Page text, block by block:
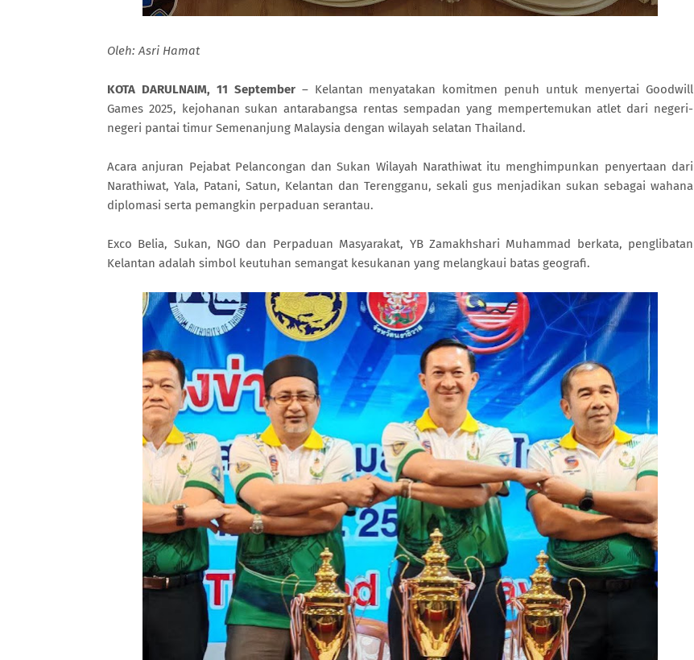
Oleh: Asri Hamat
KOTA DARULNAIM, 11 September– Kelantan menyatakan komitmen penuh untuk menyertai Goodwill
Games 2025, kejohanan sukan antarabangsa rentas sempadan yang mempertemukan atlet dari negeri-
negeri pantai timur Semenanjung Malaysia dengan wilayah selatan Thailand.
Acara anjuran Pejabat Pelancongan dan Sukan Wilayah Narathiwat itu menghimpunkan penyertaan dari
Narathiwat, Yala, Patani, Satun, Kelantan dan Terengganu, sekali gus menjadikan sukan sebagai wahana
diplomasi serta pemangkin perpaduan serantau.
Exco Belia, Sukan, NGO dan Perpaduan Masyarakat, YB Zamakhshari Muhammad berkata, penglibatan
Kelantan adalah simbol keutuhan semangat kesukanan yang melangkaui batas geografi.